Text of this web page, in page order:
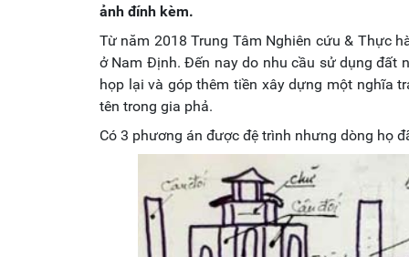
ảnh đính kèm.
Từ năm 2018 Trung Tâm Nghiên cứu & Thực
ở Nam Định. Đến nay do nhu cầu sử dụng đất
họp lại và góp thêm tiền xây dựng một nghĩa
tên trong gia phả.
Có 3 phương án được đệ trình nhưng dòng họ